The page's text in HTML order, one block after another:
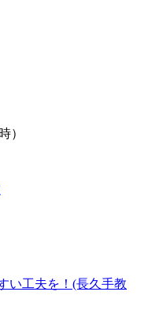
）
い工夫を！(長久手教